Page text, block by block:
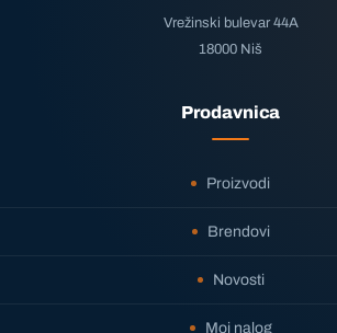
Vrežinski bulevar 44A
18000 Niš
Prodavnica
Proizvodi
Brendovi
Novosti
Moj nalog